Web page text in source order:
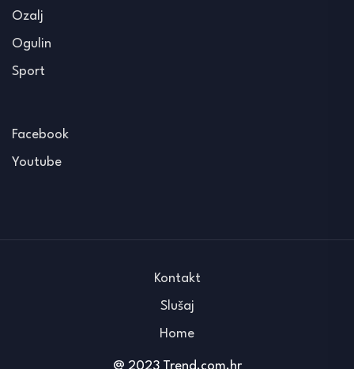
Ozalj
Ogulin
Sport
Facebook
Youtube
Kontakt
Slušaj
Home